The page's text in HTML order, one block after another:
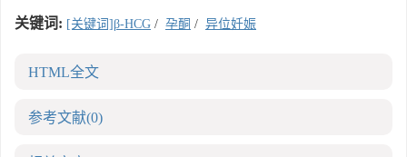
关键词: [关键词]β-HCG / 孕酮 / 异位妊娠
HTML全文
参考文献(0)